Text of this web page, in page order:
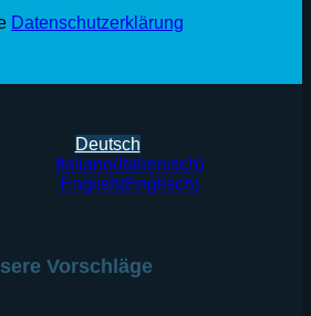
Datenschutzerklärung
Deutsch
Italiano( Italienisch)
English(Englisch)
Vorschläge